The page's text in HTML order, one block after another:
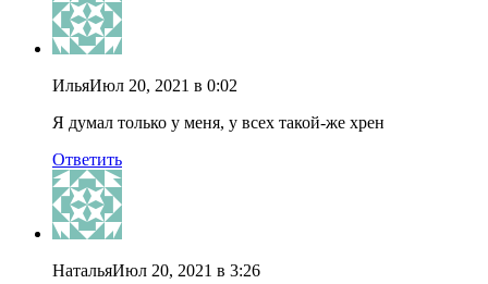
ИльяИюл 20, 2021 в 0:02
Я думал только у меня, у всех такой-же хрен
Ответить
НатальяИюл 20, 2021 в 3:26